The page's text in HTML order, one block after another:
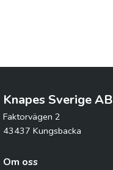
Knapes Sverige AB
Faktorvägen 2
43437 Kungsbacka
Om oss